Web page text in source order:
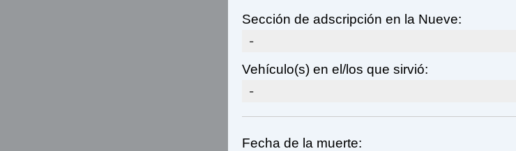
Sección de adscripción en la Nueve:
-
Vehículo(s) en el/los que sirvió:
-
Fecha de la muerte: